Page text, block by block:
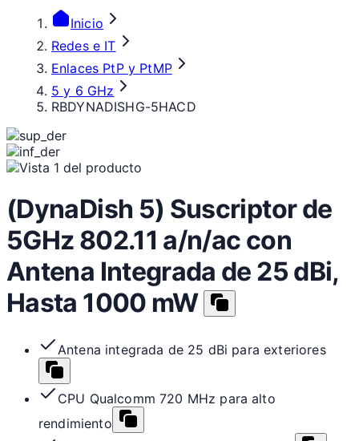
Inicio
Redes e IT
Enlaces PtP y PtMP
5 y 6 GHz
RBDYNADISHG-5HACD
(DynaDish 5) Suscriptor de
5GHz 802.11 a/n/ac con
Antena Integrada de 25 dBi,
Hasta 1000 mW
Antena integrada de 25 dBi para exteriores
CPU Qualcomm 720 MHz para alto
rendimiento